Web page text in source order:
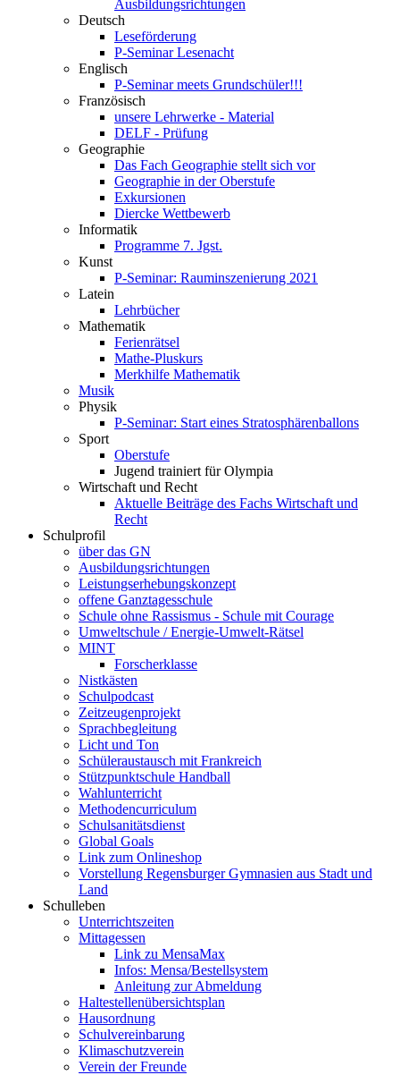
Ausbildungsrichtungen
Deutsch
Leseförderung
P-Seminar Lesenacht
Englisch
P-Seminar meets Grundschüler!!!
Französisch
unsere Lehrwerke - Material
DELF - Prüfung
Geographie
Das Fach Geographie stellt sich vor
Geographie in der Oberstufe
Exkursionen
Diercke Wettbewerb
Informatik
Programme 7. Jgst.
Kunst
P-Seminar: Rauminszenierung 2021
Latein
Lehrbücher
Mathematik
Ferienrätsel
Mathe-Pluskurs
Merkhilfe Mathematik
Musik
Physik
P-Seminar: Start eines Stratosphärenballons
Sport
Oberstufe
Jugend trainiert für Olympia
Wirtschaft und Recht
Aktuelle Beiträge des Fachs Wirtschaft und
Recht
Schulprofil
über das GN
Ausbildungsrichtungen
Leistungserhebungskonzept
offene Ganztagesschule
Schule ohne Rassismus - Schule mit Courage
Umweltschule / Energie-Umwelt-Rätsel
MINT
Forscherklasse
Nistkästen
Schulpodcast
Zeitzeugenprojekt
Sprachbegleitung
Licht und Ton
Schüleraustausch mit Frankreich
Stützpunktschule Handball
Wahlunterricht
Methodencurriculum
Schulsanitätsdienst
Global Goals
Link zum Onlineshop
Vorstellung Regensburger Gymnasien aus Stadt und
Land
Schulleben
Unterrichtszeiten
Mittagessen
Link zu MensaMax
Infos: Mensa/Bestellsystem
Anleitung zur Abmeldung
Haltestellenübersichtsplan
Hausordnung
Schulvereinbarung
Klimaschutzverein
Verein der Freunde